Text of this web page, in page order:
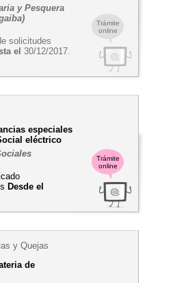
Trámite
online
y Pesquera
solicitudes
el 30/12/2017.
Trámite
online
especiales
eléctrico
Desde el
y Quejas
de